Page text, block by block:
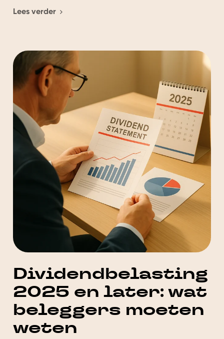
Lees verder
Dividendbelasting
2025 en later: wat
beleggers moeten
weten